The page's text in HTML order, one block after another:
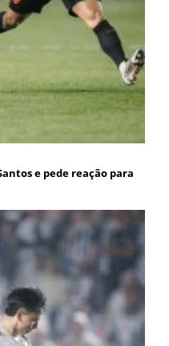
e pede reação para